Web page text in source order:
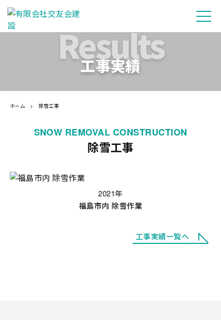
工事実績
ホーム > 除雪工事
SNOW REMOVAL CONSTRUCTION
除雪工事
2021年
福島市内 除雪作業
工事実績一覧へ